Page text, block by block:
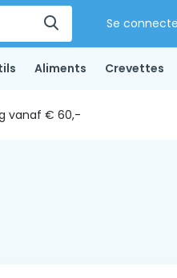
Se
Aliments Crevettes
vanaf € 60,-